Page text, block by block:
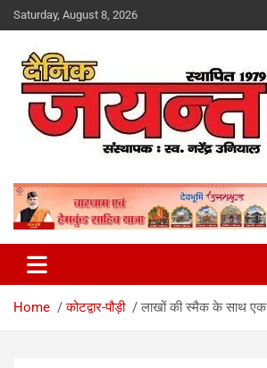
Skip
to
Saturday, August 8, 2026
Dainik Jayant
Home कोटद्वार-पौड़ी लाखों की स्मैक के साथ एक